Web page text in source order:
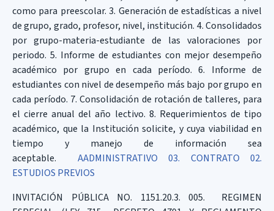
como para preescolar. 3. Generación de estadísticas a nivel
de grupo, grado, profesor, nivel, institución. 4. Consolidados
por grupo-materia-estudiante de las valoraciones por
periodo. 5. Informe de estudiantes con mejor desempeño
académico por grupo en cada período. 6. Informe de
estudiantes con nivel de desempeño más bajo por grupo en
cada período. 7. Consolidación de rotación de talleres, para
el cierre anual del año lectivo. 8. Requerimientos de tipo
académico, que la Institución solicite, y cuya viabilidad en
tiempo y manejo de información sea
aceptable. AADMINISTRATIVO 03. CONTRATO
02.
ESTUDIOS PREVIOS
INVITACIÓN PÚBLICA NO. 1151.20.3. 005. REGIMEN